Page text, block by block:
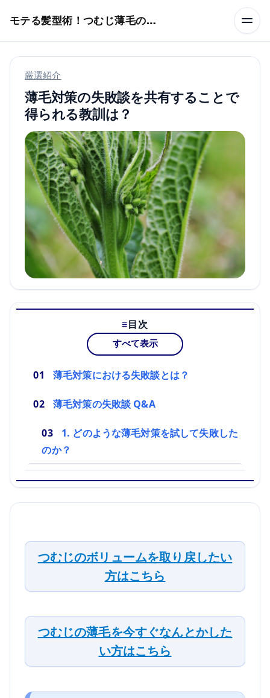
モテる髪型術！つむじ薄毛の隠し方
厳選紹介
薄毛対策の失敗談を共有することで
得られる教訓は？
目次
すべて表示
薄毛対策における失敗談とは？
薄毛対策の失敗談 Q&A
1. どのような薄毛対策を試して失敗した
のか？
つむじのボリュームを取り戻したい
方はこちら
つむじの薄毛を今すぐなんとかした
い方はこちら